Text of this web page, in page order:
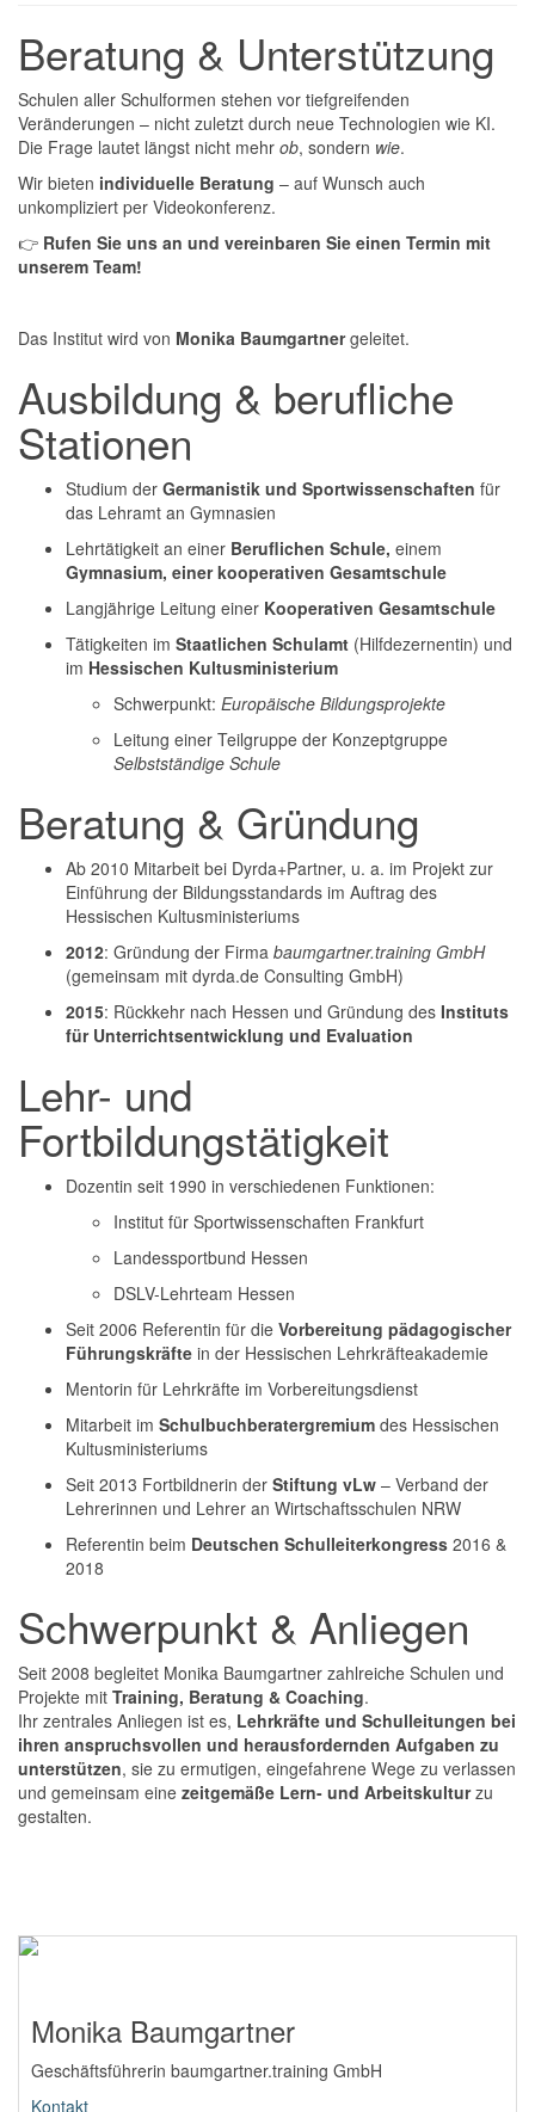
Beratung & Unterstützung
Schulen aller Schulformen stehen vor tiefgreifenden
Veränderungen – nicht zuletzt durch neue Technologien wie KI.
Die Frage lautet längst nicht mehr ob, sondern wie.
Wir bieten individuelle Beratung – auf Wunsch auch
unkompliziert per Videokonferenz.
👉 Rufen Sie uns an und vereinbaren Sie einen Termin mit
unserem Team!
Das Institut wird von Monika Baumgartnergeleitet.
Ausbildung & berufliche
Stationen
Studium der Germanistik und Sportwissenschaften für
das Lehramt an Gymnasien
Lehrtätigkeit an einer Beruflichen Schule, einem
Gymnasium, einer kooperativen Gesamtschule
Langjährige Leitung einer Kooperativen Gesamtschule
Tätigkeiten im Staatlichen Schulamt (Hilfdezernentin) und
im Hessischen Kultusministerium
Schwerpunkt: Europäische Bildungsprojekte
Leitung einer Teilgruppe der Konzeptgruppe
Selbstständige Schule
Beratung & Gründung
Ab 2010 Mitarbeit bei Dyrda+Partner, u. a. im Projekt zur
Einführung der Bildungsstandards im Auftrag des
Hessischen Kultusministeriums
2012: Gründung der Firma baumgartner.training GmbH
(gemeinsam mit dyrda.de Consulting GmbH)
2015: Rückkehr nach Hessen und Gründung des Instituts
für Unterrichtsentwicklung und Evaluation
Lehr- und
Fortbildungstätigkeit
Dozentin seit 1990 in verschiedenen Funktionen:
Institut für Sportwissenschaften Frankfurt
Landessportbund Hessen
DSLV-Lehrteam Hessen
Seit 2006 Referentin für die Vorbereitung pädagogischer
Führungskräfte in der Hessischen Lehrkräfteakademie
Mentorin für Lehrkräfte im Vorbereitungsdienst
Mitarbeit im Schulbuchberatergremium des Hessischen
Kultusministeriums
Seit 2013 Fortbildnerin der Stiftung vLw – Verband der
Lehrerinnen und Lehrer an Wirtschaftsschulen NRW
Referentin beim Deutschen Schulleiterkongress 2016 &
2018
Schwerpunkt & Anliegen
Seit 2008 begleitet Monika Baumgartner zahlreiche Schulen und
Projekte mit Training, Beratung & Coaching.
Ihr zentrales Anliegen ist es, Lehrkräfte und Schulleitungen bei
ihren anspruchsvollen und herausfordernden Aufgaben zu
unterstützen, sie zu ermutigen, eingefahrene Wege zu verlassen
und gemeinsam eine zeitgemäße Lern- und Arbeitskulturzu
gestalten.
Monika Baumgartner
Geschäftsführerin baumgartner.training GmbH
Kontakt